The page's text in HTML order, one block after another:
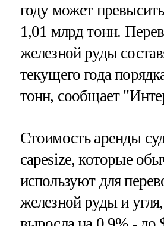
году может
1,01 млрд тонн.
железной руды
текущего года
тонн, сообщает
Стоимость аренды
capesize, которые
используют для
железной руды и